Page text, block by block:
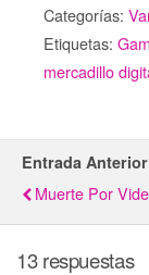
Categorías:
Etiquetas:
mercadillo
Entrada Anterior
Muerte Por
13 respuestas